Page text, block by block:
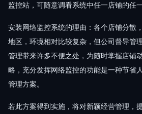
监控站，可随意调看系统中任一店铺的任一
安装网络监控系统的理由：各个店铺分散
地区，环境相对比较复杂，但公司督导管
管理带来许多不便之处，为随时掌握店铺
略，充分发挥网络监控的功能是一种节省
管理方案。
若此方案得到实施，将对新颖经营管理，